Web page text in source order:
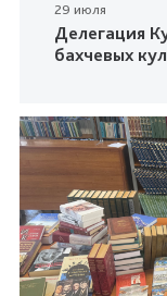
29 июля
Делегация
бахчевых